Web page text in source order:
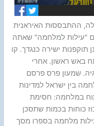
ההתבססות האיראנית
"עילות למלחמה" שאתה
תוקפנות ישירה כנגדך. קו
באש ראשון. אחרי
שמעון פרס פרסם
מנה 5 עילות למלחמה בין ישראל למדינות
במלחמה: חסימת
כוחות בכמות שתסכן
מלחמה בספרו מסך